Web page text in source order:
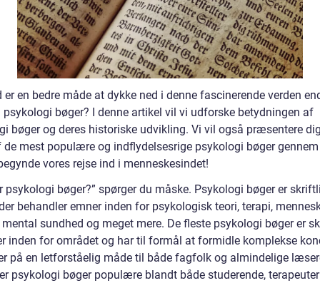
er en bedre måde at dykke ned i denne fascinerende verden
psykologi bøger? I denne artikel vil vi udforske betydningen af
bøger og deres historiske udvikling. Vi vil også præsentere
de mest populære og indflydelsesrige psykologi bøger
vores rejse ind i menneskesindet!
psykologi bøger?” spørger du måske. Psykologi bøger er
behandler emner inden for psykologisk teori, terapi,
sundhed og meget mere. De fleste psykologi bøger er
inden for området og har til formål at formidle komplekse
på en letforståelig måde til både fagfolk og almindelige
psykologi bøger populære blandt både studerende,